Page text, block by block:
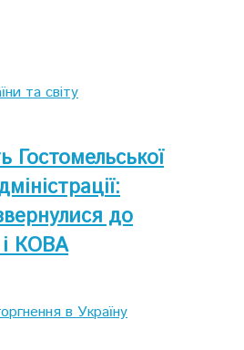
та світу
Гостомельської
до
КОВА
в Україну